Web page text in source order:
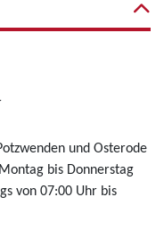
und Osterode
bis Donnerstag
von 07:00 Uhr bis